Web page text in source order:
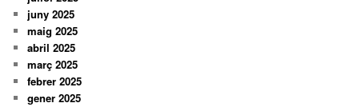
juny 2025
maig 2025
abril 2025
març 2025
febrer 2025
gener 2025